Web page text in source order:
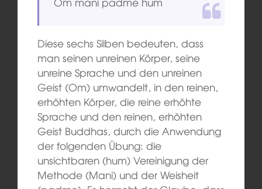
Diese sechs Silben bedeuten, dass
man seinen unreinen Körper, seine
unreine Sprache und den unreinen
Geist (Om) umwandelt, in den reinen,
erhöhten Körper, die reine erhöhte
Sprache und den reinen, erhöhten
Geist Buddhas, durch die Anwendung
der folgenden Übung: die
unsichtbaren (hum) Vereinigung der
Methode (Mani) und der Weisheit